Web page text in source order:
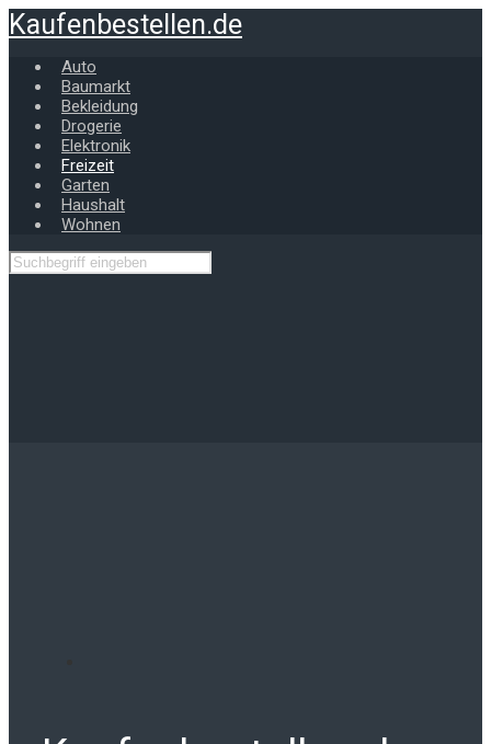
Zum
Hauptinhalt
springen
Kaufenbestellen.de
Auto
Baumarkt
Bekleidung
Drogerie
Elektronik
Freizeit
Garten
Haushalt
Wohnen